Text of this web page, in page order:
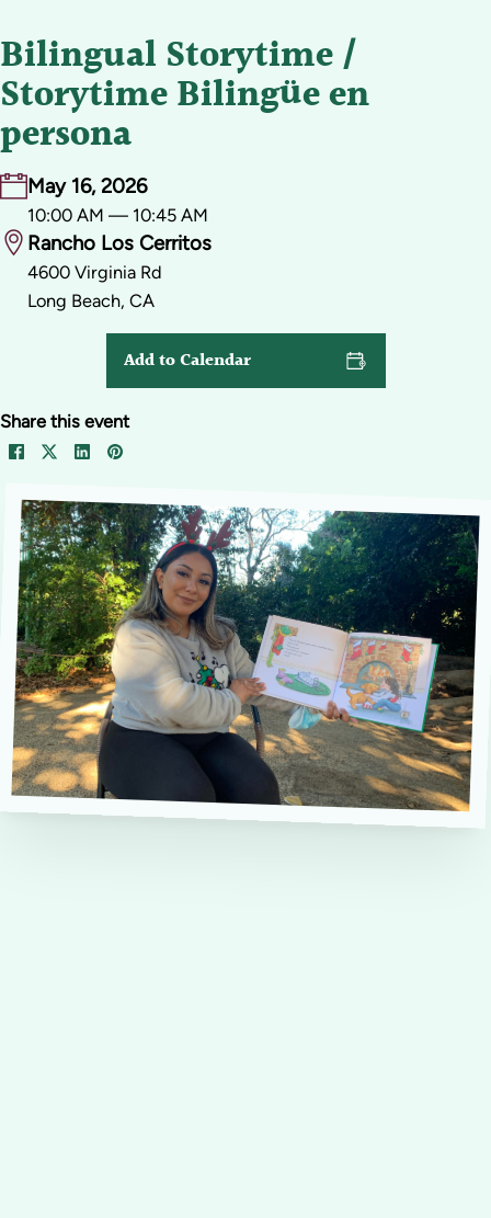
Bilingual Storytime /
Storytime Bilingüe en
persona
May 16, 2026
10:00 AM — 10:45 AM
Rancho Los Cerritos
4600 Virginia Rd
Long Beach, CA
Share this event
Add to Calendar